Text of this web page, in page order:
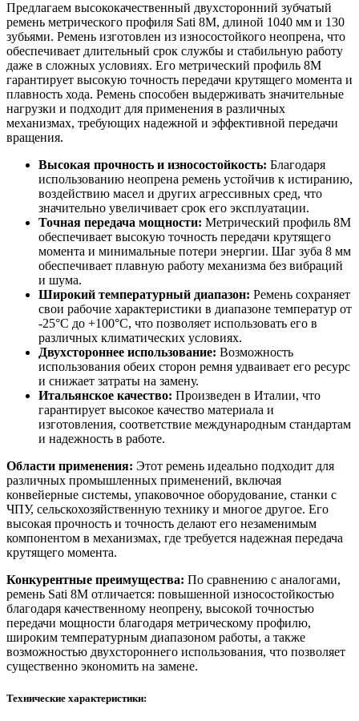
Предлагаем высококачественный двухсторонний зубчатый
ремень метрического профиля Sati 8M, длиной 1040 мм и 130
зубьями. Ремень изготовлен из износостойкого неопрена, что
обеспечивает длительный срок службы и стабильную работу
даже в сложных условиях. Его метрический профиль 8M
гарантирует высокую точность передачи крутящего момента и
плавность хода. Ремень способен выдерживать значительные
нагрузки и подходит для применения в различных
механизмах, требующих надежной и эффективной передачи
вращения.
Высокая прочность и износостойкость: Благодаря
использованию неопрена ремень устойчив к истиранию,
воздействию масел и других агрессивных сред, что
значительно увеличивает срок его эксплуатации.
Точная передача мощности: Метрический профиль 8M
обеспечивает высокую точность передачи крутящего
момента и минимальные потери энергии. Шаг зуба 8 мм
обеспечивает плавную работу механизма без вибраций
и шума.
Широкий температурный диапазон: Ремень сохраняет
свои рабочие характеристики в диапазоне температур от
-25°С до +100°С, что позволяет использовать его в
различных климатических условиях.
Двухстороннее использование: Возможность
использования обеих сторон ремня удваивает его ресурс
и снижает затраты на замену.
Итальянское качество: Произведен в Италии, что
гарантирует высокое качество материала и
изготовления, соответствие международным стандартам
и надежность в работе.
Области применения: Этот ремень идеально подходит для
различных промышленных применений, включая
конвейерные системы, упаковочное оборудование, станки с
ЧПУ, сельскохозяйственную технику и многое другое. Его
высокая прочность и точность делают его незаменимым
компонентом в механизмах, где требуется надежная передача
крутящего момента.
Конкурентные преимущества: По сравнению с аналогами,
ремень Sati 8M отличается: повышенной износостойкостью
благодаря качественному неопрену, высокой точностью
передачи мощности благодаря метрическому профилю,
широким температурным диапазоном работы, а также
возможностью двухстороннего использования, что позволяет
существенно экономить на замене.
Технические характеристики: